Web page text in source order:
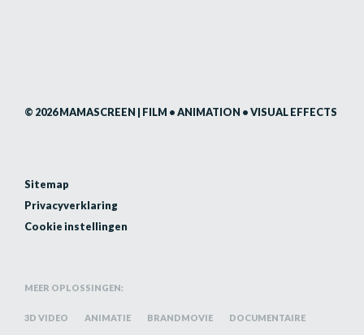
MEER OPLOSSINGEN:
3D VIDEO ANIMATIE BRANDMOVIE
DOCUMENTAIRE
© 2026 MAMASCREEN | FILM • ANIMATION • VISUAL EFFECTS
Sitemap
Privacyverklaring
Cookie instellingen